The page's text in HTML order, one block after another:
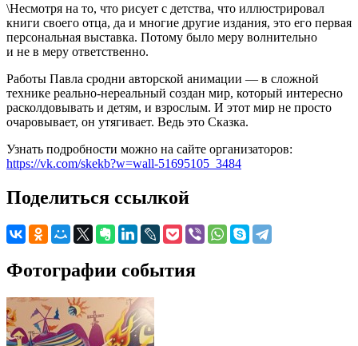
\Несмотря на то, что рисует с детства, что иллюстрировал
книги своего отца, да и многие другие издания, это его первая
персональная выставка. Потому было меру волнительно
и не в меру ответственно.
Работы Павла сродни авторской анимации — в сложной
технике реально-нереальный создан мир, который интересно
расколдовывать и детям, и взрослым. И этот мир не просто
очаровывает, он утягивает. Ведь это Сказка.
Узнать подробности можно на сайте организаторов:
https://vk.com/skekb?w=wall-51695105_3484
Поделиться ссылкой
Фотографии события